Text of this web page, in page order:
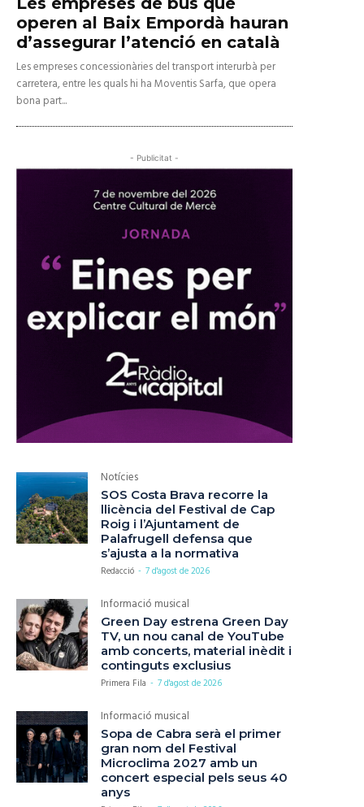
operen al Baix Empordà hauran
d’assegurar l’atenció en català
Les empreses concessionàries del transport interurbà per
carretera, entre les quals hi ha Moventis Sarfa, que opera
bona part...
- Publicitat -
Notícies
SOS Costa Brava recorre la
llicència del Festival de Cap
Roig i l’Ajuntament de
Palafrugell defensa que
s’ajusta a la normativa
Redacció - 7 d'agost de 2026
Informació musical
Green Day estrena Green Day
TV, un nou canal de YouTube
amb concerts, material inèdit i
continguts exclusius
Primera Fila - 7 d'agost de 2026
Informació musical
Sopa de Cabra serà el primer
gran nom del Festival
Microclima 2027 amb un
concert especial pels seus 40
anys